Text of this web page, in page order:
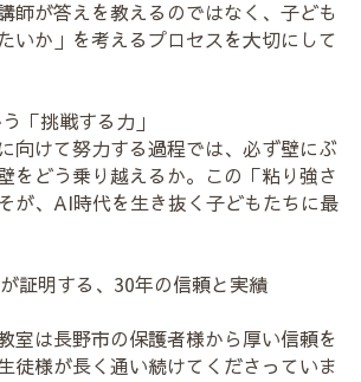
師が答えを教えるのではなく、子ども
いか」を考えるプロセスを大切にして
「挑戦する力」
向けて努力する過程では、必ず壁にぶ
をどう乗り越えるか。この「粘り強さ
が、AI時代を生き抜く子どもたちに最
証明する、30年の信頼と実績
室は長野市の保護者様から厚い信頼を
徒様が長く通い続けてくださっていま